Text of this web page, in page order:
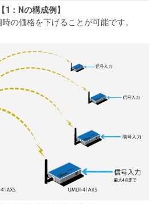
【1：Nの構成例】
の価格を下げることが可能です。